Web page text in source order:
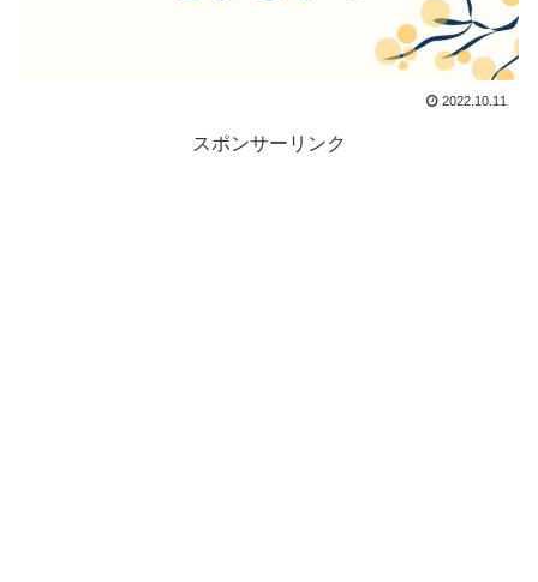
2022.10.11
スポンサーリンク